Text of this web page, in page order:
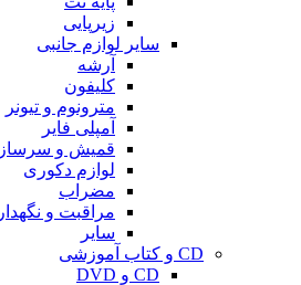
زیرپایی
سایر لوازم جانبی
آرشه
کلیفون
مترونوم و تیونر
آمپلی فایر
قمیش و سرساز
لوازم دکوری
مضراب
مراقبت و
سایر
CD و کتاب آموزشی
CD و DVD